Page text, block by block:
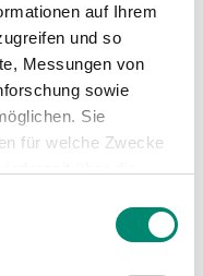
auf Ihrem
und so
Messungen von
sowie
Sie
für welche Zwecke
NEWSEINTRAG